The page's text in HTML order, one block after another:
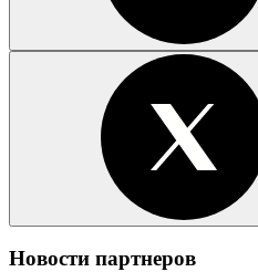
Новости партнеров